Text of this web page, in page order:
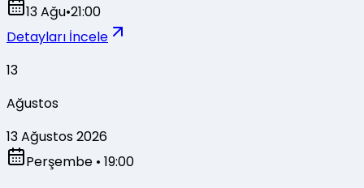
13 Ağu•21:00
Detayları İncele
13
Ağustos
13 Ağustos 2026
Perşembe • 19:00